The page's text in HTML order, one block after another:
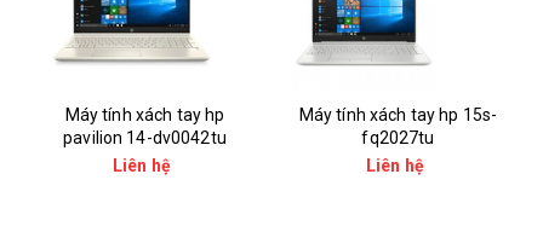
Máy tính xách tay hp
pavilion 14-dv0042tu
Liên hệ
Máy tính xách tay hp 15s-
fq2027tu
Liên hệ